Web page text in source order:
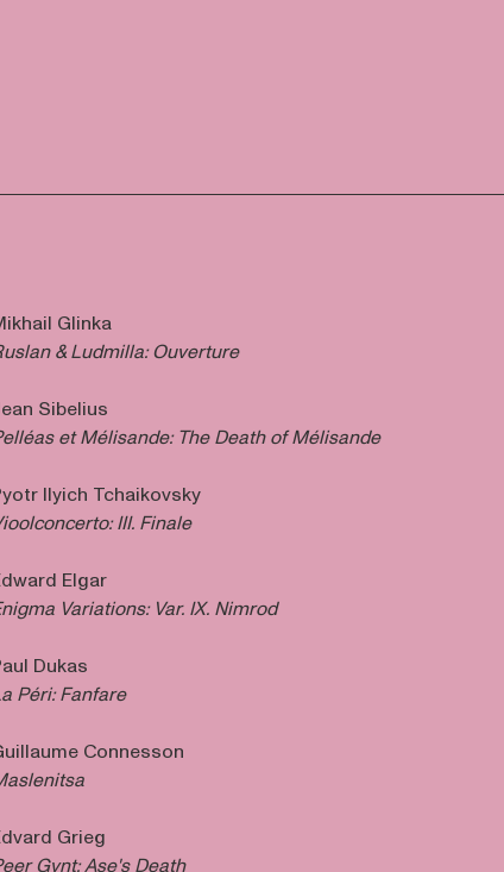
Glinka
& Ludmilla: Ouverture
Sibelius
et Mélisande:The Death of Mélisande
Ilyich Tchaikovsky
III. Finale
Elgar
Variations: Var. IX. Nimrod
Dukas
Péri: Fanfare
Connesson
Grieg
Gynt: Ase's Death